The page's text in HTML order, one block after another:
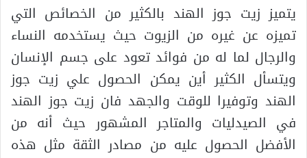
يتميز زيت جوز الهند بالكثير من الخصائص التي
تميزه عن غيره من الزيوت حيث يستخدمه النساء
والرجال لما له من فوائد تعود على جسم الإنسان
ويتسأل الكثير أين يمكن الحصول علي زيت جوز
الهند وتوفيرا للوقت والجهد فان زيت جوز الهند
في الصيدليات والمتاجر المشهور حيث أنه من
الأفضل الحصول عليه من مصادر الثقة مثل هذه